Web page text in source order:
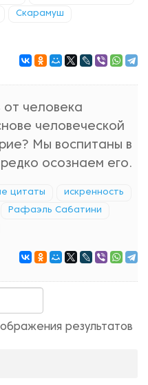
Скарамуш
человека
человеческой
Мы воспитаны в
осознаем его.
цитаты искренность
Рафаэль Сабатини
результатов